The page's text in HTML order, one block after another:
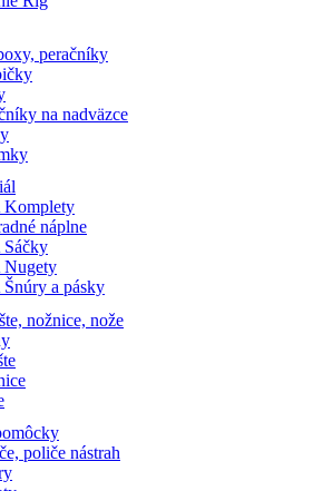
peračníky
na nadväzce
Komplety
náplne
Sáčky
Nugety
a pásky
nožnice, nože
poliče nástrah